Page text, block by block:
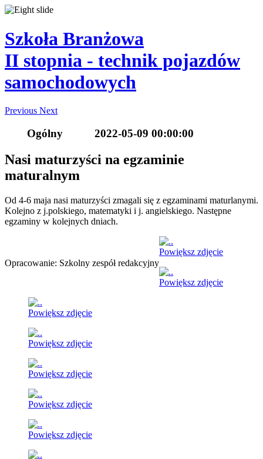
Szkoła Branżowa
II stopnia - technik pojazdów
samochodowych
Previous Next
Ogólny 2022-05-09 00:00:00
Nasi maturzyści na egzaminie
maturalnym
Od 4-6 maja nasi maturzyści zmagali się z egzaminami maturlanymi.
Kolejno z j.polskiego, matematyki i j. angielskiego. Następne
egzaminy w kolejnych dniach.
Opracowanie: Szkolny zespół redakcyjny
Powiększ zdjęcie
Powiększ zdjęcie
Powiększ zdjęcie
Powiększ zdjęcie
Powiększ zdjęcie
Powiększ zdjęcie
Powiększ zdjęcie